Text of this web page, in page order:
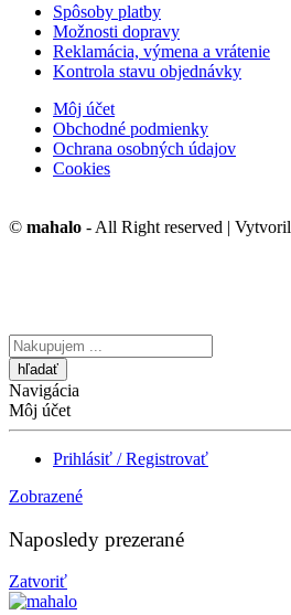
Spôsoby platby
Možnosti dopravy
Reklamácia, výmena a vrátenie
Kontrola stavu objednávky
Môj účet
Obchodné podmienky
Ochrana osobných údajov
Cookies
© mahalo - All Right reserved | Vytvoril
Vyhľadávanie
tu
Navigácia
Môj účet
Prihlásiť / Registrovať
Zobrazené
Naposledy prezerané
Zatvoriť